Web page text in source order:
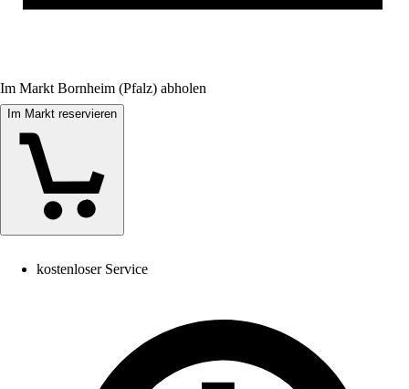
Im Markt Bornheim (Pfalz) abholen
Im Markt reservieren
kostenloser Service